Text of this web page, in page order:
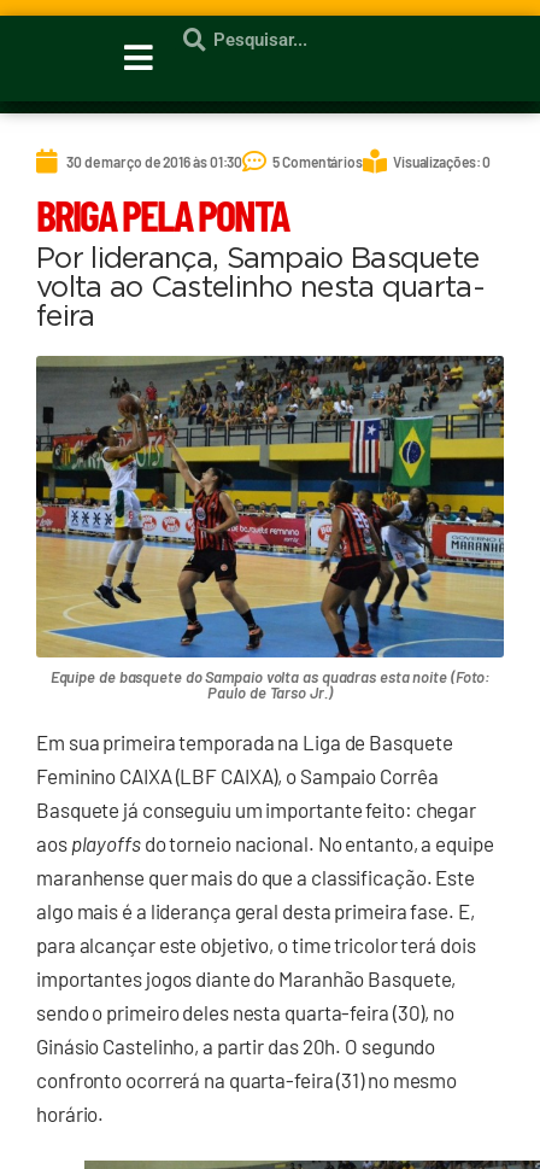
30 de março de 2016 às 01:30 5 Comentários Visualizações: 0
BRIGA PELA PONTA
Por liderança, Sampaio Basquete
volta ao Castelinho nesta quarta-
feira
Equipe de basquete do Sampaio volta as quadras esta noite (Foto:
Paulo de Tarso Jr.)
Em sua primeira temporada na Liga de Basquete
Feminino CAIXA (LBF CAIXA), o Sampaio Corrêa
Basquete já conseguiu um importante feito: chegar
aos playoffsdo torneio nacional. No entanto, a equipe
maranhense quer mais do que a classificação. Este
algo mais é a liderança geral desta primeira fase. E,
para alcançar este objetivo, o time tricolor terá dois
importantes jogos diante do Maranhão Basquete,
sendo o primeiro deles nesta quarta-feira (30), no
Ginásio Castelinho, a partir das 20h. O segundo
confronto ocorrerá na quarta-feira (31) no mesmo
horário.